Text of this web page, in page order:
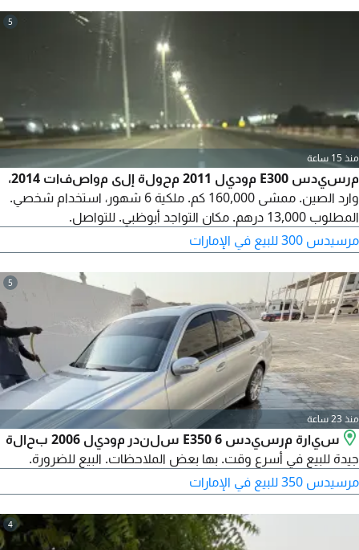
كاميرا خلفية. لا تحتاج أي مصاريف، مسرفة بالكامل للسفر
5
منذ 15 ساعة
مرسيدس E300 موديل 2011 محولة إلى مواصفات 2014،
وارد الصين. ممشى 160,000 كم. ملكية 6 شهور، استخدام شخصي.
المطلوب 13,000 درهم. مكان التواجد أبوظبي. للتواصل.
مرسيدس 300 للبيع في الإمارات
5
منذ 23 ساعة
سيارة مرسيدس E350 6 سلندر موديل 2006 بحالة
جيدة للبيع في أسرع وقت. بها بعض الملاحظات. البيع للضرورة.
مرسيدس 350 للبيع في الإمارات
4